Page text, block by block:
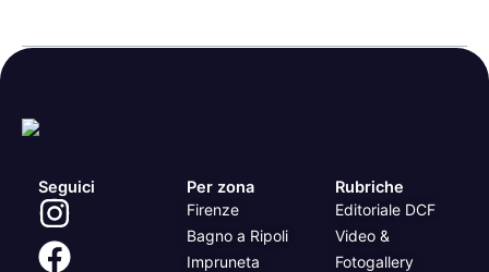
Seguici Per zona
Firenze
Bagno a Ripoli
Impruneta
Rubriche
Editoriale DCF
Video &
Fotogallery